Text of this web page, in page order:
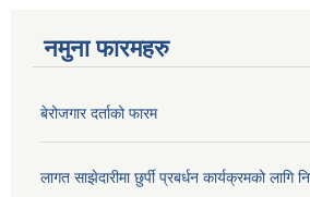
नमुना फारमहरु
बेरोजगार दर्ताको फारम
लागत साझेदारीमा छुर्पी प्रबर्धन कार्यक्रमको लागि